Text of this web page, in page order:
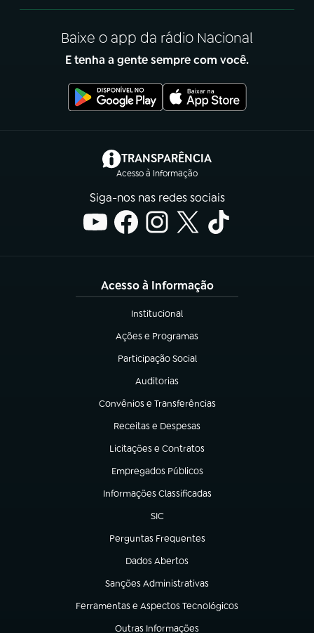
Baixe o app da rádio Nacional
E tenha a gente sempre com você.
TRANSPARÊNCIA
Acesso à Informação
(abre em nova aba)
Siga-nos nas redes sociais
Acesso à Informação
Institucional
(abre em nova aba)
Ações e Programas
(abre em nova aba)
Participação Social
(abre em nova aba)
Auditorias
(abre em nova aba)
Convênios e Transferências
(abre em nova aba)
Receitas e Despesas
(abre em nova aba)
Licitações e Contratos
(abre em nova aba)
Empregados Públicos
(abre em nova aba)
Informações Classificadas
(abre em nova aba)
SIC
(abre em nova aba)
Perguntas Frequentes
(abre em nova aba)
Dados Abertos
(abre em nova aba)
Sanções Administrativas
(abre em nova aba)
Ferramentas e Aspectos Tecnológicos
(abre em nova aba)
Outras Informações